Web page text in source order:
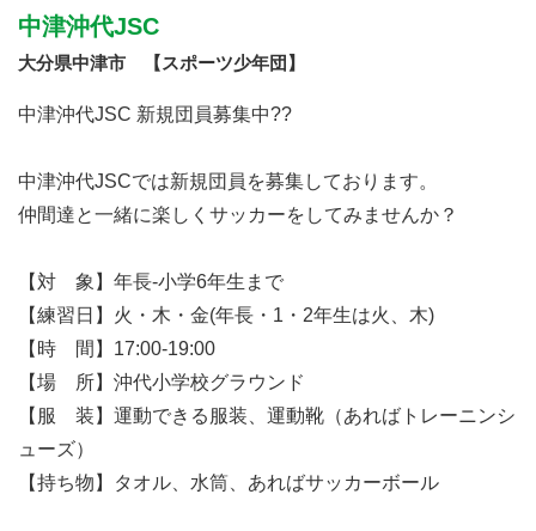
中津沖代JSC
大分県中津市 【スポーツ少年団】
中津沖代JSC 新規団員募集中??
中津沖代JSCでは新規団員を募集しております。
仲間達と一緒に楽しくサッカーをしてみませんか？
【対 象】年長-小学6年生まで
【練習日】火・木・金(年長・1・2年生は火、木)
【時 間】17:00-19:00
【場 所】沖代小学校グラウンド
【服 装】運動できる服装、運動靴（あればトレーニンシ
ューズ）
【持ち物】タオル、水筒、あればサッカーボール